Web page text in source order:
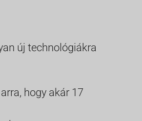
új technológiákra
hogy akár 17